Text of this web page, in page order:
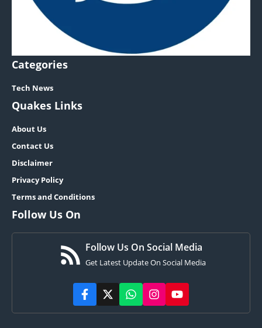
Categories
Tech News
Quakes Links
About Us
Contact Us
Disclaimer
Privacy Policy
Terms and Conditions
Follow Us On
Follow Us On Social Media
Get Latest Update On Social Media